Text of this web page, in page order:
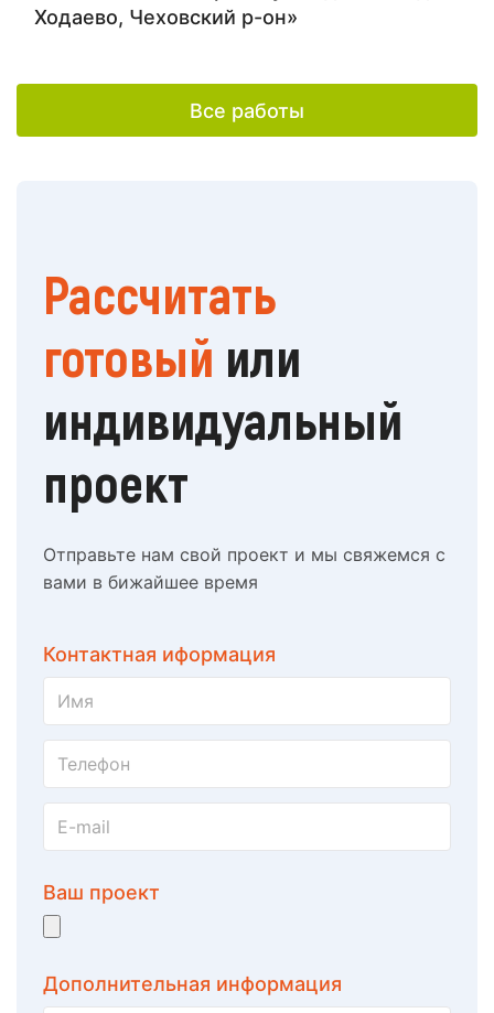
Ходаево, Чеховский р-он»
Все работы
Рассчитать
готовый или
индивидуальный
проект
Отправьте нам свой проект и мы свяжемся с
вами в бижайшее время
Контактная иформация
Ваш проект
Дополнительная информация